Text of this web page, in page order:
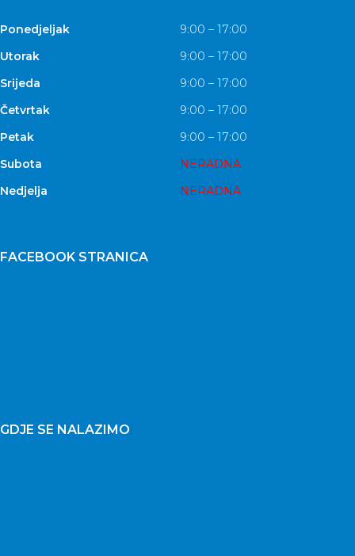
Ponedjeljak
9:00 – 17:00
Utorak
9:00 – 17:00
Srijeda
9:00 – 17:00
Četvrtak
9:00 – 17:00
Petak
9:00 – 17:00
Subota
NERADNA
Nedjelja
NERADNA
FACEBOOK STRANICA
GDJE SE NALAZIMO